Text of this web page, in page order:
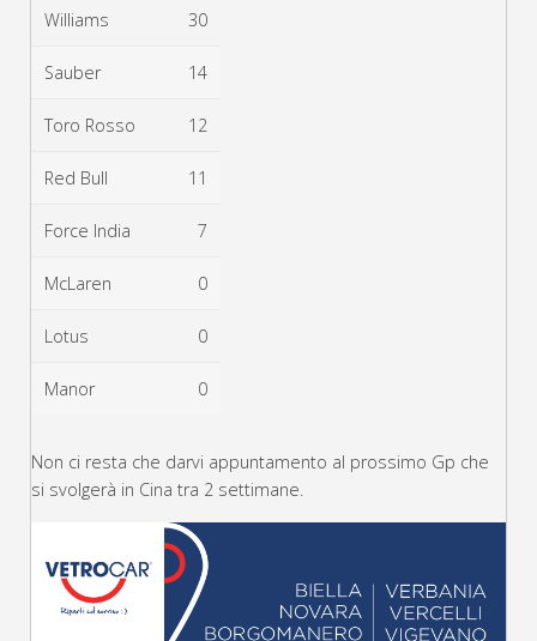
Williams 30
Sauber 14
Toro Rosso 12
Red Bull 11
Force India 7
McLaren 0
Lotus 0
Manor 0
Non ci resta che darvi appuntamento al prossimo Gp che
si svolgerà in Cina tra 2 settimane.